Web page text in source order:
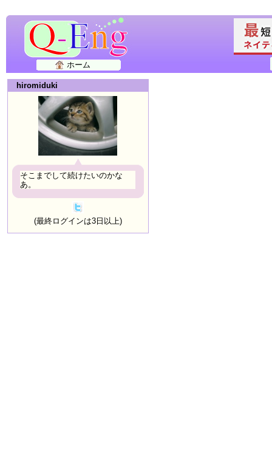
ホーム
hiromiduki
そこまでして続けたいのかな
あ。
(最終ログインは3日以上)